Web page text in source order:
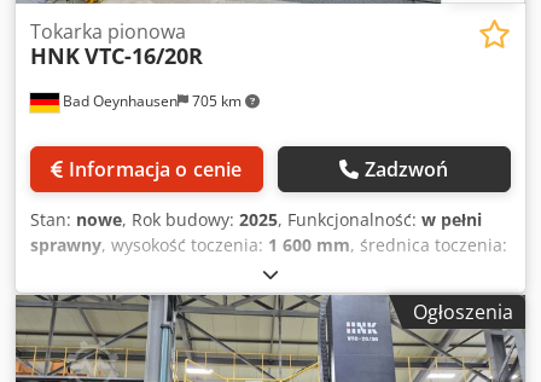
Bad Oeynhausen 705 km
Tokarka pionowa
HNKVTC-16/20R
Informacja o cenie Zadzwoń
Stan: nowe, Rok budowy: 2025, Funkcjonalność: w pełni
sprawny, wysokość toczenia: 1 600 mm, średnica toczenia:
, Pionowe centrum tokarskie CNC Model: VTC-
16/20R z Fanuc 31i-B Średnica stołu: Ø1.600 mm Maks.
zakres obrotu: Ø2.000 mm Maks. wysokość toczenia: 1.600
mm Prędkość obrotowa stołu: maks. 250 obr./min Nośność
stołu: 8.000 kg Prędkość indeksowania stołu: 720
Ogłoszenia